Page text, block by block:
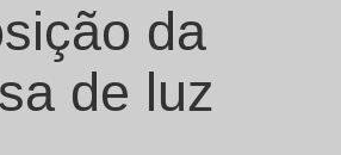
da
de luz